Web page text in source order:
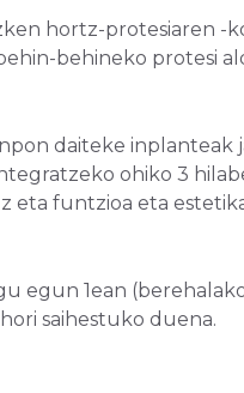
hortz-protesiaren -
behineko protesi
daiteke
ohiko 3
eta funtzioa eta
egun 1ean
saihestuko duena.